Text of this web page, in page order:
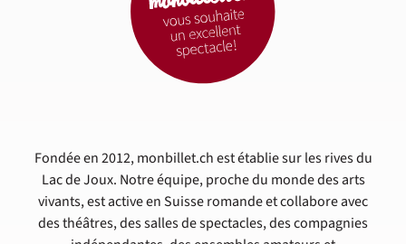
Fondée en 2012, monbillet.ch est établie sur les rives du
Lac de Joux. Notre équipe, proche du monde des arts
vivants, est active en Suisse romande et collabore avec
des théâtres, des salles de spectacles, des compagnies